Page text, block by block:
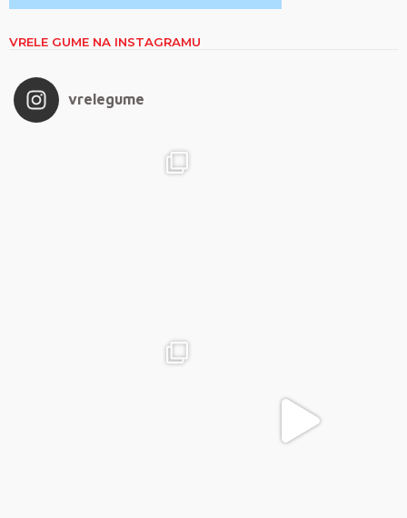
VRELE GUME NA INSTAGRAMU
vrelegume